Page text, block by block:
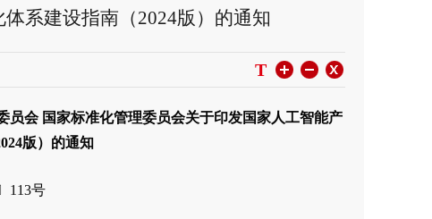
系建设指南（2024版）的通知
T
会 国家标准化管理委员会关于印发国家人工智能产
版）的通知
113号